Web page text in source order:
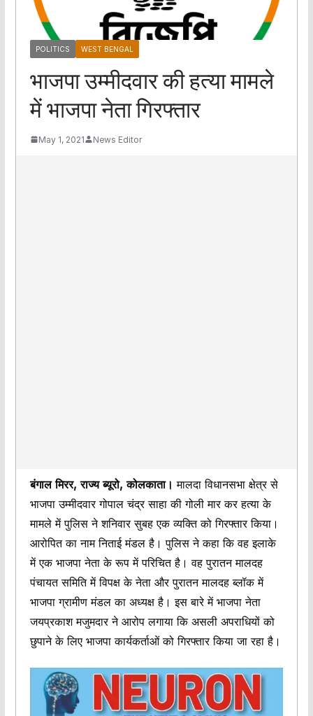
POLITICS WEST BENGAL
भाजपा उम्मीदवार की हत्या मामले
में भाजपा नेता गिरफ्तार
May 1, 2021 News Editor
बंगाल मिरर, राज्य ब्यूरो, कोलकाता। मालदा विधानसभा क्षेत्र से
भाजपा उम्मीदवार गोपाल चंद्र साहा की गोली मार कर हत्या के
मामले में पुलिस ने शनिवार सुबह एक व्यक्ति को गिरफ्तार किया।
आरोपित का नाम निताई मंडल है। पुलिस ने कहा कि वह इलाके
में एक भाजपा नेता के रूप में परिचित है। वह पुरातन मालदह
पंचायत समिति में विपक्ष के नेता और पुरातन मालदह ब्लॉक में
भाजपा ग्रामीण मंडल का अध्यक्ष है। इस बारे में भाजपा नेता
जयप्रकाश मजुमदार ने आरोप लगाया कि असली अपराधियों को
छुपाने के लिए भाजपा कार्यकर्ताओं को गिरफ्तार किया जा रहा है।